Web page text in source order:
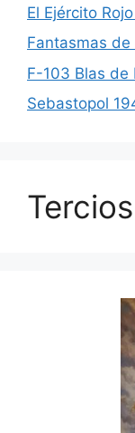
El Ejército
Fantasmas de
F-103 Blas de
Sebastopol